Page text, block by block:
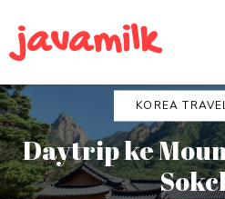
javamilk
KOREA
Daytrip ke